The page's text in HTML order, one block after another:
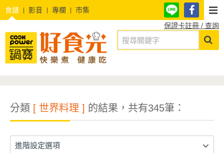
食譜 影音 專欄
市集
保證卡註冊 / 查詢
分類 [ 世界料理 ] 的結果，共有345筆：
進階設定選項